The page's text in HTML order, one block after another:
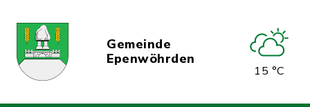
Gemeinde
Epenwöhrden
15 °C